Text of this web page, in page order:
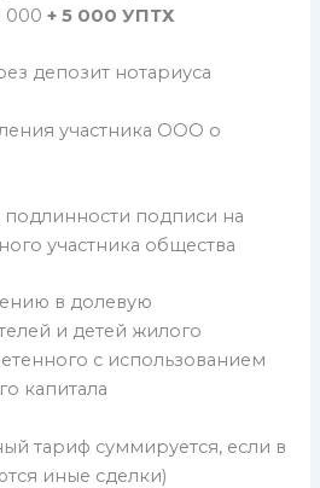
000+ 5 000 УПТХ
депозит нотариуса
участника ООО о
подлинности подписи на
участника общества
в долевую
и детей жилого
с использованием
капитала
тариф суммируется, если в
иные сделки)